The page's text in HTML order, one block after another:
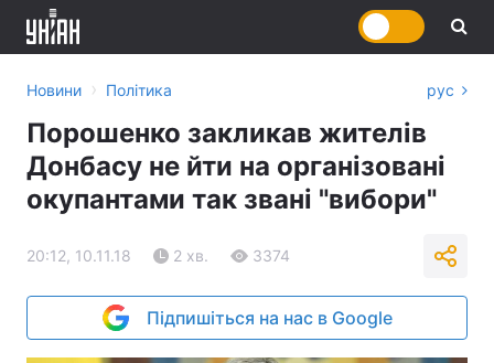
Новини › Політика рус
Порошенко закликав жителів
Донбасу не йти на організовані
окупантами так звані "вибори"
20:12, 10.11.18 2 хв. 3374
Підпишіться на нас в Google